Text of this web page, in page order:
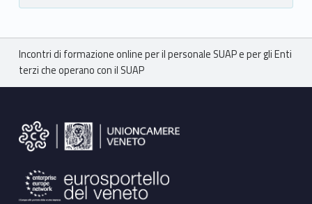
Breadcrumbs navigation
Incontri di formazione online per il personale SUAP e per gli Enti
terzi che operano con il SUAP